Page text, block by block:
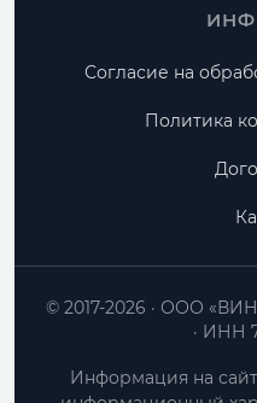
Согласие на
Политика
ООО
ИНН
© 2017-2026
Информация на